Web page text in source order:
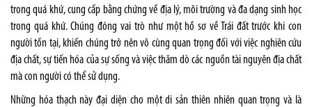
trong quá khứ, cung cấp bằng chứng về địa lý, môi trường và đa dạng sinh học
trong quá khứ. Chúng đóng vai trò như một hồ sơ về Trái đất trước khi con
người tồn tại, khiến chúng trở nên vô cùng quan trọng đối với việc nghiên cứu
địa chất, sự tiến hóa của sự sống và việc thăm dò các nguồn tài nguyên địa chất
mà con người có thể sử dụng.
Những hóa thạch này đại diện cho một di sản thiên nhiên quan trọng và là